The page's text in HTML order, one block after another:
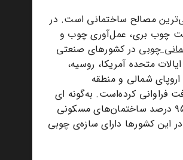
مصالح ساختمانی است. در
چوب‌ بری، عمل‌آوری چوب و
چوبی در کشورهای صنعتی
متحده آمریکا، روسیه،
اروپای شمالی و منطقه
فراوانی کرده‌است. به‌گونه ای
که امروزه بیش از ۹۵ درصد ساختمان‌های مسکونی
این کشورها دارای سازه‌ی چوبی